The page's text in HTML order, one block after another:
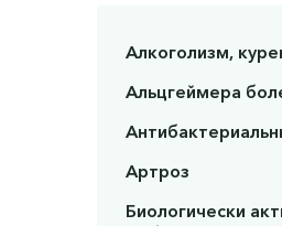
Алкоголизм,
Альцгеймера
Артроз
Биологически